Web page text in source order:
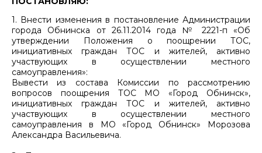
1. Внести изменения в постановление Администрации
города Обнинска от 26.11.2014 года № 2221-п «Об
утверждении Положения о поощрении ТОС,
инициативных граждан ТОС и жителей, активно
участвующих в осуществлении местного
самоуправления»:
Вывести из состава Комиссии по рассмотрению
вопросов поощрения ТОС МО «Город Обнинск»,
инициативных граждан ТОС и жителей, активно
участвующих в осуществлении местного
самоуправления в МО «Город Обнинск» Морозова
Александра Васильевича.